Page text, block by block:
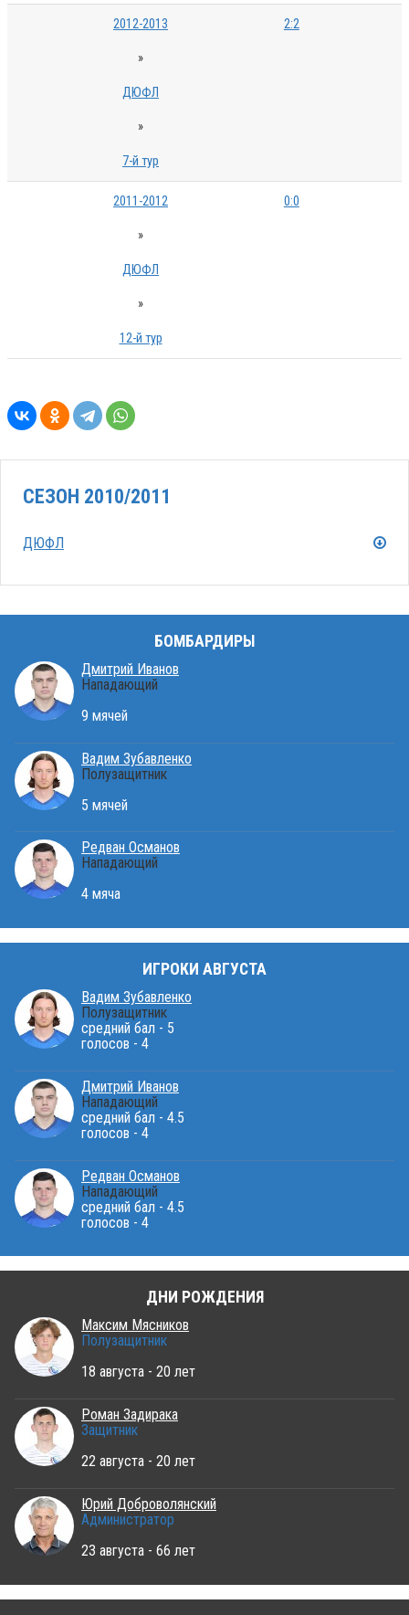
2012-2013
»
ДЮФЛ
»
7-й тур
2:2
2011-2012
»
ДЮФЛ
»
12-й тур
0:0
СЕЗОН 2010/2011
ДЮФЛ
БОМБАРДИРЫ
Дмитрий Иванов
Нападающий
9 мячей
Вадим Зубавленко
Полузащитник
5 мячей
Редван Османов
Нападающий
4 мяча
ИГРОКИ АВГУСТА
Вадим Зубавленко
Полузащитник
средний бал - 5
голосов - 4
Дмитрий Иванов
Нападающий
средний бал - 4.5
голосов - 4
Редван Османов
Нападающий
средний бал - 4.5
голосов - 4
ДНИ РОЖДЕНИЯ
Максим Мясников
Полузащитник
18 августа - 20 лет
Роман Задирака
Защитник
22 августа - 20 лет
Юрий Доброволянский
Администратор
23 августа - 66 лет